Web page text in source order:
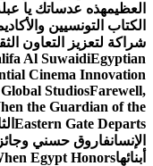
العظيمهذه عدساتك يا
الكتاب التونسيين
شراكة لتعزيز التعاون
Al SuwaidiEgyptian
Cinema Innovation
StudiosFarewell,
the Guardian of the
Eastern Gate Departs
الإنسانفاروق حسني
أبنائهاEgypt Honors